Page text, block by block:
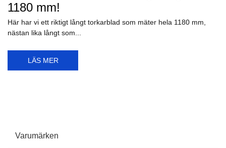
1180 mm!
Här har vi ett riktigt långt torkarblad som mäter hela 1180 mm,
nästan lika långt som...
LÄS MER
Varumärken